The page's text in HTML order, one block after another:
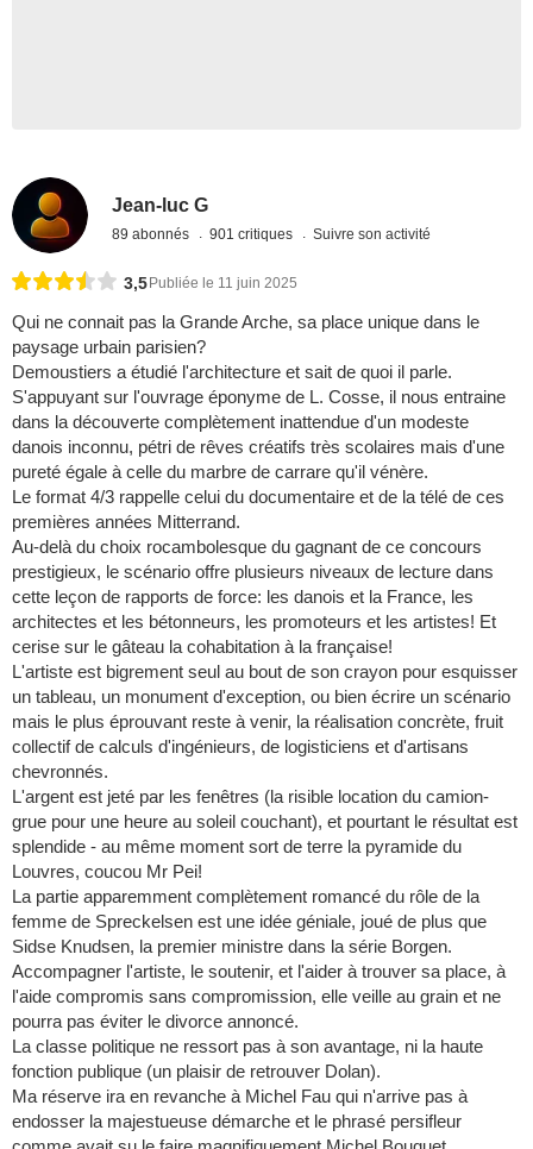
Jean-luc G
89 abonnés 901 critiques Suivre son activité
3,5 Publiée le 11 juin 2025
Qui ne connait pas la Grande Arche, sa place unique dans le
paysage urbain parisien?
Demoustiers a étudié l'architecture et sait de quoi il parle.
S'appuyant sur l'ouvrage éponyme de L. Cosse, il nous entraine
dans la découverte complètement inattendue d'un modeste
danois inconnu, pétri de rêves créatifs très scolaires mais d'une
pureté égale à celle du marbre de carrare qu'il vénère.
Le format 4/3 rappelle celui du documentaire et de la télé de ces
premières années Mitterrand.
Au-delà du choix rocambolesque du gagnant de ce concours
prestigieux, le scénario offre plusieurs niveaux de lecture dans
cette leçon de rapports de force: les danois et la France, les
architectes et les bétonneurs, les promoteurs et les artistes! Et
cerise sur le gâteau la cohabitation à la française!
L'artiste est bigrement seul au bout de son crayon pour esquisser
un tableau, un monument d'exception, ou bien écrire un scénario
mais le plus éprouvant reste à venir, la réalisation concrète, fruit
collectif de calculs d'ingénieurs, de logisticiens et d'artisans
chevronnés.
L'argent est jeté par les fenêtres (la risible location du camion-
grue pour une heure au soleil couchant), et pourtant le résultat est
splendide - au même moment sort de terre la pyramide du
Louvres, coucou Mr Pei!
La partie apparemment complètement romancé du rôle de la
femme de Spreckelsen est une idée géniale, joué de plus que
Sidse Knudsen, la premier ministre dans la série Borgen.
Accompagner l'artiste, le soutenir, et l'aider à trouver sa place, à
l'aide compromis sans compromission, elle veille au grain et ne
pourra pas éviter le divorce annoncé.
La classe politique ne ressort pas à son avantage, ni la haute
fonction publique (un plaisir de retrouver Dolan).
Ma réserve ira en revanche à Michel Fau qui n'arrive pas à
endosser la majestueuse démarche et le phrasé persifleur